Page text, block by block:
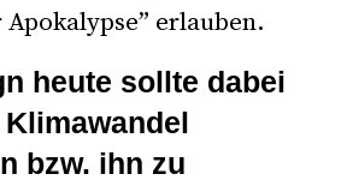
Apokalypse” erlauben.
heute sollte dabei
bzw. ihn zu